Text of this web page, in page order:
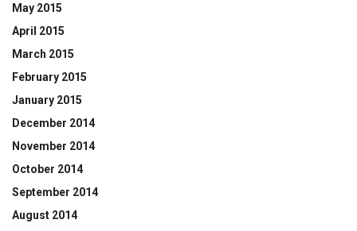
May 2015
April 2015
March 2015
February 2015
January 2015
December 2014
November 2014
October 2014
September 2014
August 2014